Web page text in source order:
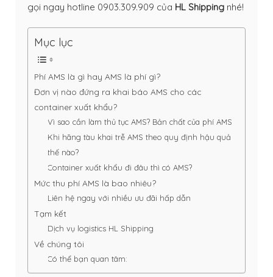
gọi ngay hotline 0903.309.909 của HL Shipping nhé!
Mục lục
Phí AMS là gì hay AMS là phí gì?
Đơn vị nào đứng ra khai báo AMS cho các
container xuất khẩu?
Vì sao cần làm thủ tục AMS? Bản chất của phí AMS
Khi hãng tàu khai trễ AMS theo quy định hậu quả
thế nào?
Container xuất khẩu đi đâu thì có AMS?
Mức thu phí AMS là bao nhiêu?
Liên hệ ngay với nhiều ưu đãi hấp dẫn
Tạm kết
Dịch vụ logistics HL Shipping
Về chúng tôi
Có thể bạn quan tâm: